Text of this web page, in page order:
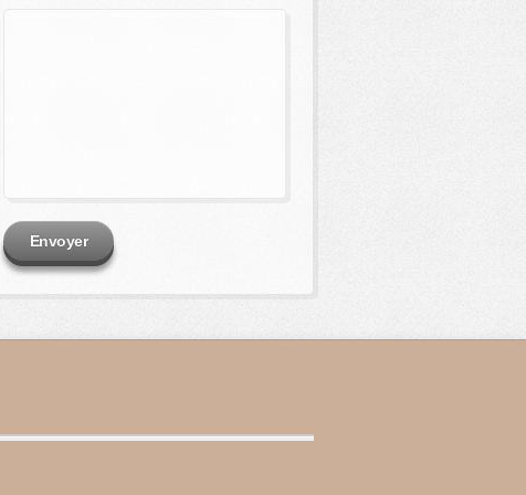
Envoyer